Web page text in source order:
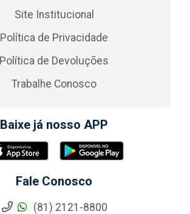
Site Institucional
Política de Privacidade
Política de Devoluções
Trabalhe Conosco
Baixe já nosso APP
Fale Conosco
(81) 2121-8800